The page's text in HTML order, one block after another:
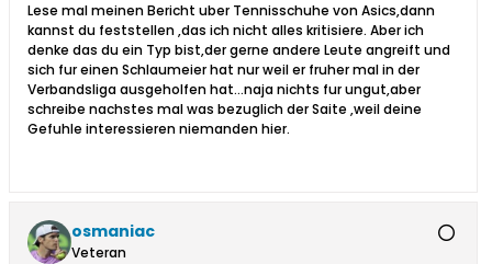
Lese mal meinen Bericht uber Tennisschuhe von Asics,dann
kannst du feststellen ,das ich nicht alles kritisiere. Aber ich
denke das du ein Typ bist,der gerne andere Leute angreift und
sich fur einen Schlaumeier hat nur weil er fruher mal in der
Verbandsliga ausgeholfen hat...naja nichts fur ungut,aber
schreibe nachstes mal was bezuglich der Saite ,weil deine
Gefuhle interessieren niemanden hier.
osmaniac
Veteran